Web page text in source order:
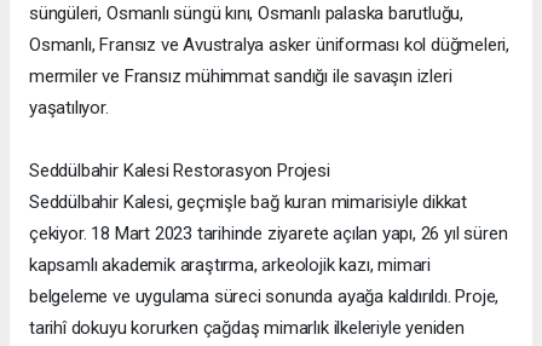
süngüleri, Osmanlı süngü kını, Osmanlı palaska barutluğu,
Osmanlı, Fransız ve Avustralya asker üniforması kol düğmeleri,
mermiler ve Fransız mühimmat sandığı ile savaşın izleri
yaşatılıyor.
Seddülbahir Kalesi Restorasyon Projesi
Seddülbahir Kalesi, geçmişle bağ kuran mimarisiyle dikkat
çekiyor. 18 Mart 2023 tarihinde ziyarete açılan yapı, 26 yıl süren
kapsamlı akademik araştırma, arkeolojik kazı, mimari
belgeleme ve uygulama süreci sonunda ayağa kaldırıldı. Proje,
tarihî dokuyu korurken çağdaş mimarlık ilkeleriyle yeniden